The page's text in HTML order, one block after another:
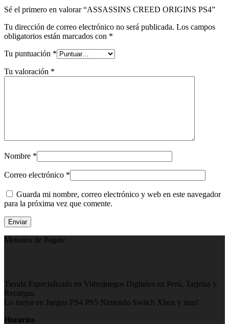
Sé el primero en valorar “ASSASSINS CREED ORIGINS PS4”
Tu dirección de correo electrónico no será publicada. Los campos
obligatorios están marcados con *
Tu puntuación *
Tu valoración *
Nombre *
Correo electrónico *
Guarda mi nombre, correo electrónico y web en este navegador
para la próxima vez que comente.
Metodos de Pagos:
Tienda Especializada en Videojuegos Digitales en Perú, Tarjetas y
Recargas.
Lo mejor en Juegos PS4 PS5 Nintendo Switch Xbox y mas!
Horarios